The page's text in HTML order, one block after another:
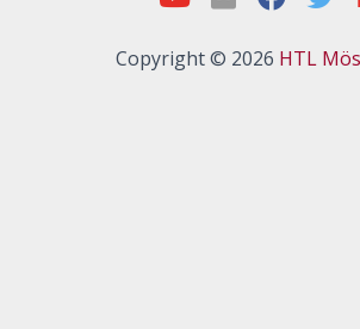
Copyright © 2026 HTL